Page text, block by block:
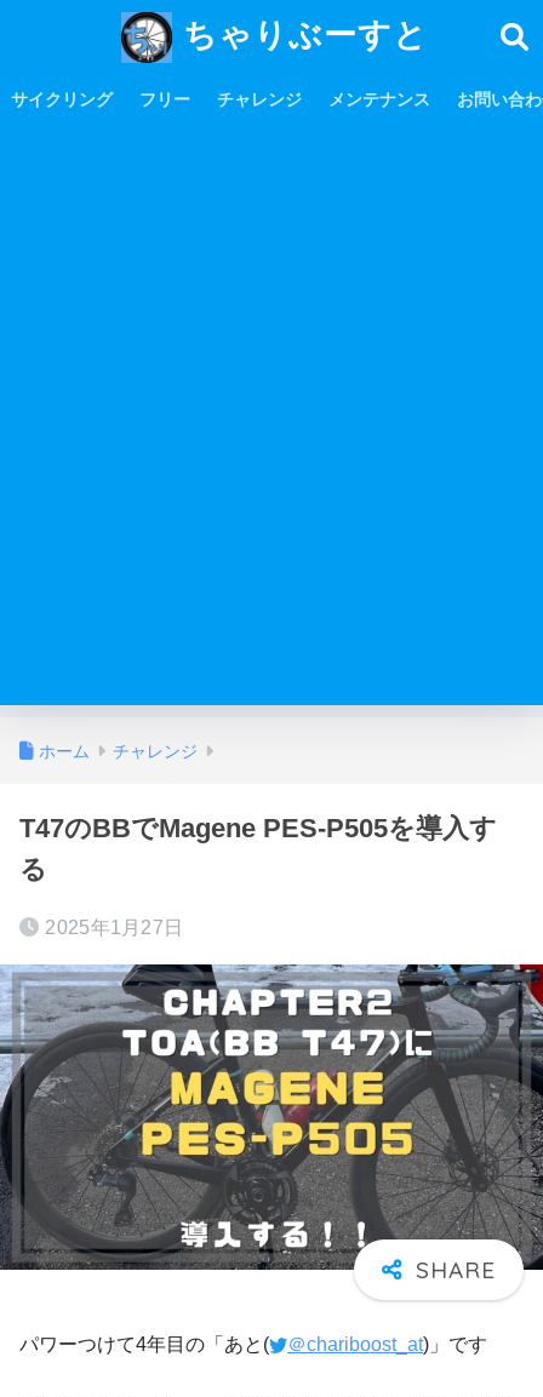
ちゃりぶーすと
サイクリング フリー チャレンジ メンテナンス お問い合
ホーム チャレンジ
T47のBBでMagene PES-P505を導入す
る
2025年1月27日
パワーつけて4年目の「あと( ＠chariboost_at)」です